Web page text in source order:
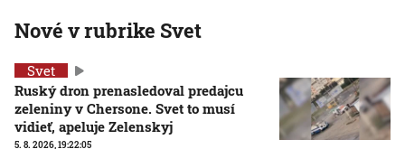
Nové v rubrike Svet
Svet
Ruský dron prenasledoval predajcu
zeleniny v Chersone. Svet to musí
vidieť, apeluje Zelenskyj
5. 8. 2026, 19:22:05